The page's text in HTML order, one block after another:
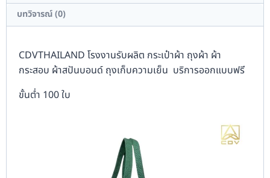
บทวิจารณ์ (0)
CDVTHAILAND โรงงานรับผลิต กระเป๋าผ้า ถุงผ้า ผ้า
กระสอบ ผ้าสปันบอนด์ ถุงเก็บความเย็น บริการออกแบบฟรี
ขั้นต่ำ 100 ใบ